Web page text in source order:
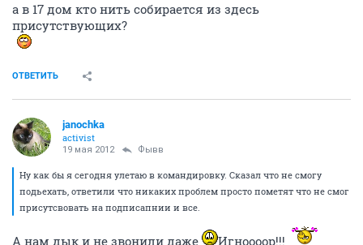
а в 17 дом кто нить собирается из здесь
присутствующих?
ОТВЕТИТЬ
janochka
activist
19 мая 2012 Фывв
Ну как бы я сегодня улетаю в командировку. Сказал что не смогу
подьехать, ответили что никаких проблем просто пометят что не смог
присутсвовать на подписапнии и все.
А нам дык и не звонили даже Игноооор!!!